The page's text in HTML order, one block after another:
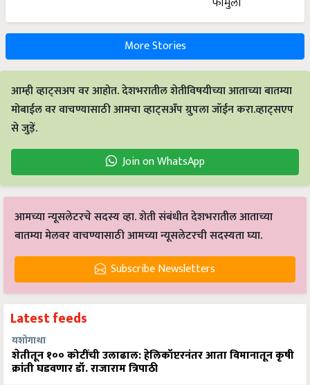
More Stories
आम्ही व्हाट्सअप वर आहोत. देशभरातील शेतीविषयीच्या आताच्या बातम्या
मोबाईल वर वाचण्यासाठी आमचा व्हाट्सअँप ग्रुपला जॉईन करा.व्हाट्सएप
से जुड़ें.
Join on WhatsApp
आमच्या न्यूसलेटरचे सदस्य व्हा. शेती संबंधीत देशभरातील आताच्या
बातम्या मेलवर वाचण्यासाठी आमच्या न्यूसलेटरची सदस्यता घ्या.
Subscribe Newsletters
Latest feeds
यशोगाथा
शेतीतून १०० कोटींची उलाढाल: हेलिकॉप्टरनंतर आता विमानातून कृषी
क्रांती घडवणार डॉ. राजाराम त्रिपाठी